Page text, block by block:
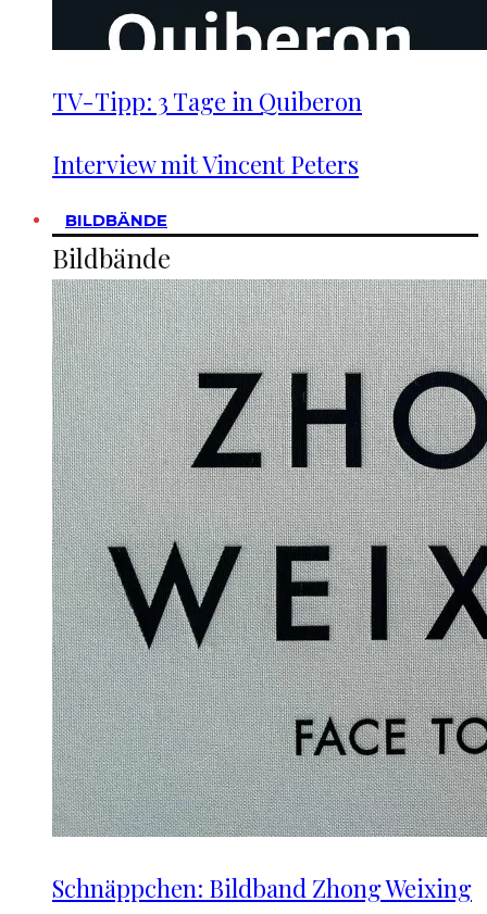
TV-Tipp: 3 Tage in Quiberon
Interview mit Vincent Peters
BILDBÄNDE
Bildbände
Schnäppchen: Bildband Zhong Weixing